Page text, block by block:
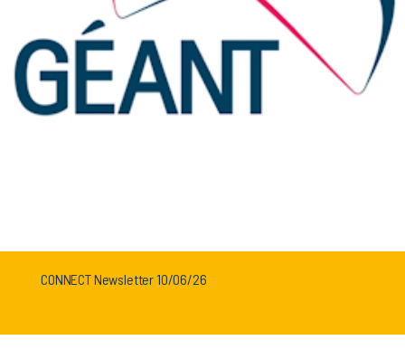
CONNECT Newsletter 10/06/26